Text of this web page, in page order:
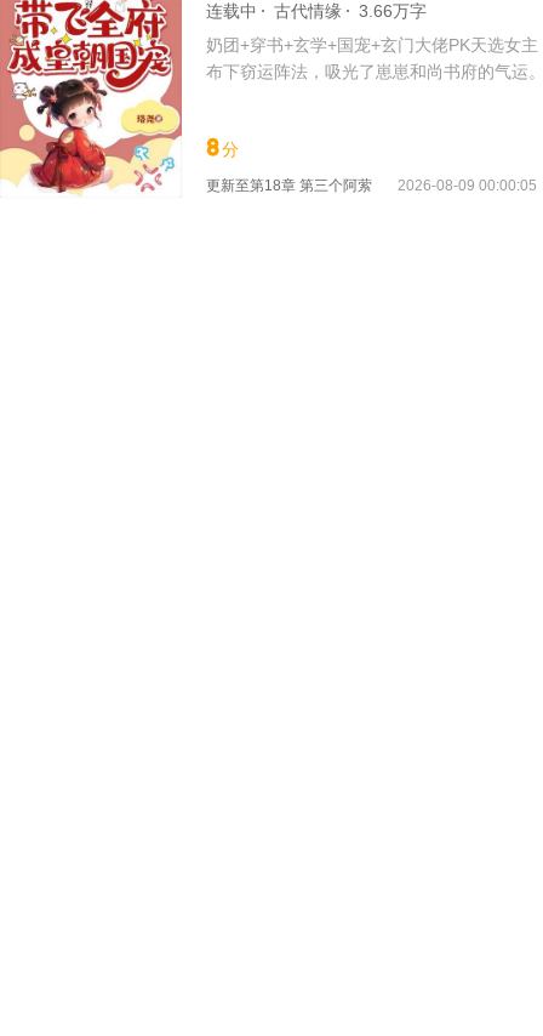
连载中 古代情缘
3.66万字
奶团+穿书+玄学+国宠+玄门大佬PK天选女
布下窃运阵法，吸光了崽崽和尚书府的气运
大公主，带飞全府成了皇朝国宠！
8分
更新至第18章 第三个阿萦 2026-08-09 00:00:05